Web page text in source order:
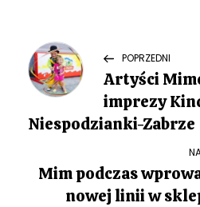
N
a
w
Previous
Post
POPRZEDNI
Artyści
imprezy
Niespodzianki-Zabrze
Mim podczas
nowej linii w